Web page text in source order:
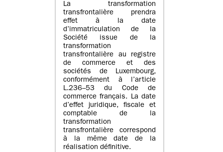
La transformation
transfrontalière prendra
effet à la date
d’immatriculation de la
Société issue de la
transformation
transfrontalière au registre
de commerce et des
sociétés de Luxembourg,
conformément à l’article
L.236–53 du Code de
commerce français. La date
d’effet juridique, fiscale et
comptable de la
transformation
transfrontalière correspond
à la même date de la
réalisation définitive.